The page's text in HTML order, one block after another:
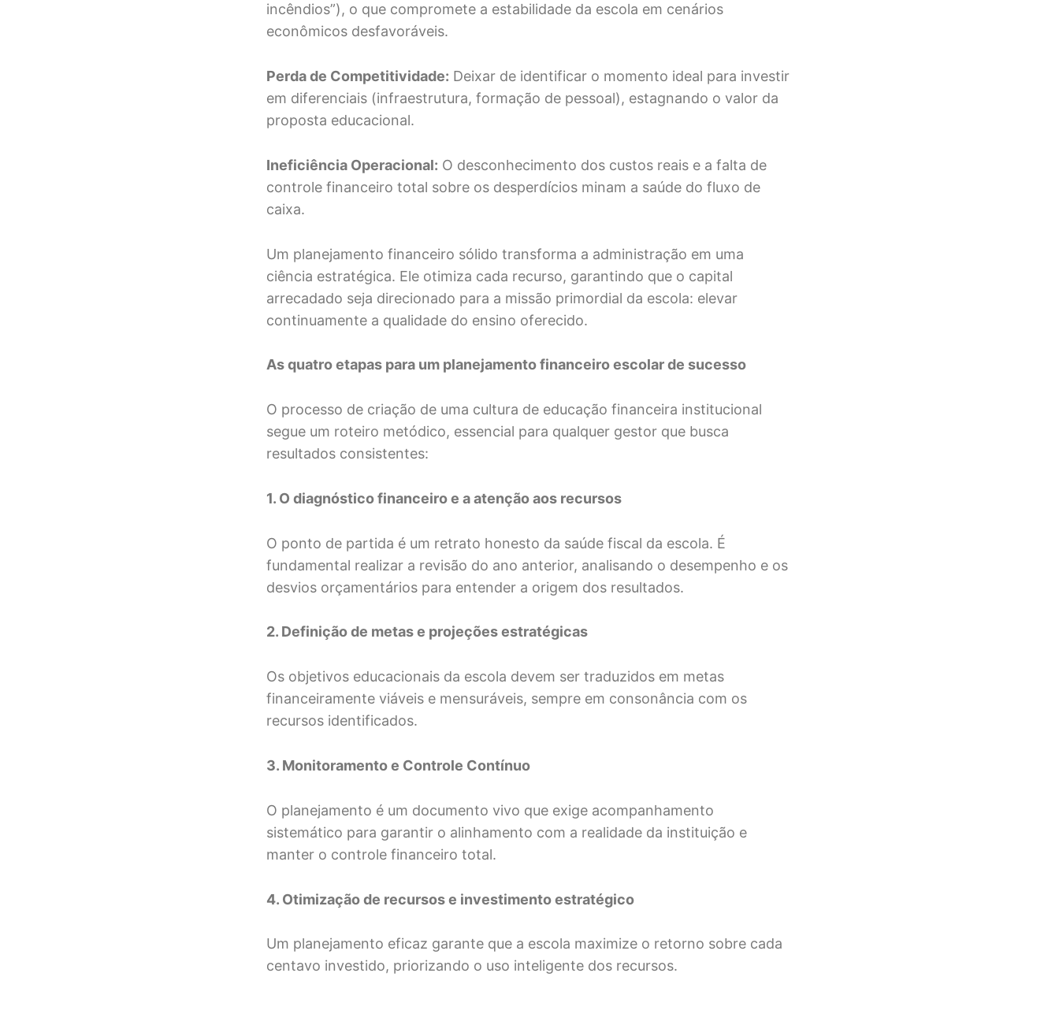
incêndios”), o que compromete a estabilidade da escola em cenários
econômicos desfavoráveis.
Perda de Competitividade: Deixar de identificar o momento ideal para investir
em diferenciais (infraestrutura, formação de pessoal), estagnando o valor da
proposta educacional.
Ineficiência Operacional: O desconhecimento dos custos reais e a falta de
controle financeiro total sobre os desperdícios minam a saúde do fluxo de
caixa.
Um planejamento financeiro sólido transforma a administração em uma
ciência estratégica. Ele otimiza cada recurso, garantindo que o capital
arrecadado seja direcionado para a missão primordial da escola: elevar
continuamente a qualidade do ensino oferecido.
As quatro etapas para um planejamento financeiro escolar de sucesso
O processo de criação de uma cultura de educação financeira institucional
segue um roteiro metódico, essencial para qualquer gestor que busca
resultados consistentes:
1. O diagnóstico financeiro e a atenção aos recursos
O ponto de partida é um retrato honesto da saúde fiscal da escola. É
fundamental realizar a revisão do ano anterior, analisando o desempenho e os
desvios orçamentários para entender a origem dos resultados.
2. Definição de metas e projeções estratégicas
Os objetivos educacionais da escola devem ser traduzidos em metas
financeiramente viáveis e mensuráveis, sempre em consonância com os
recursos identificados.
3. Monitoramento e Controle Contínuo
O planejamento é um documento vivo que exige acompanhamento
sistemático para garantir o alinhamento com a realidade da instituição e
manter o controle financeiro total.
4. Otimização de recursos e investimento estratégico
Um planejamento eficaz garante que a escola maximize o retorno sobre cada
centavo investido, priorizando o uso inteligente dos recursos.